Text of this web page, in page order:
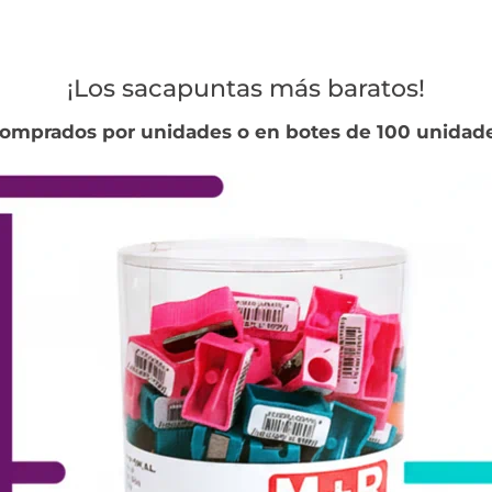
¡Los sacapuntas más baratos!
por unidades o en botes de 100